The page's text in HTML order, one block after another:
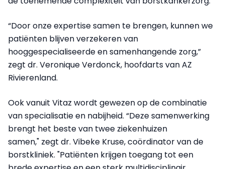
“Door onze expertise samen te brengen, kunnen we
patiënten blijven verzekeren van
hooggespecialiseerde en samenhangende zorg,”
zegt dr. Veronique Verdonck, hoofdarts van AZ
Rivierenland.
Ook vanuit Vitaz wordt gewezen op de combinatie
van specialisatie en nabijheid. “Deze samenwerking
brengt het beste van twee ziekenhuizen
samen," zegt dr. Vibeke Kruse, coördinator van de
borstkliniek. "Patiënten krijgen toegang tot een